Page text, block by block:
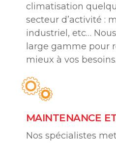
climatisation
secteur d’activité :
industriel, etc…
large gamme pour
mieux à vos besoins.
MAINTENANCE
Nos spécialistes